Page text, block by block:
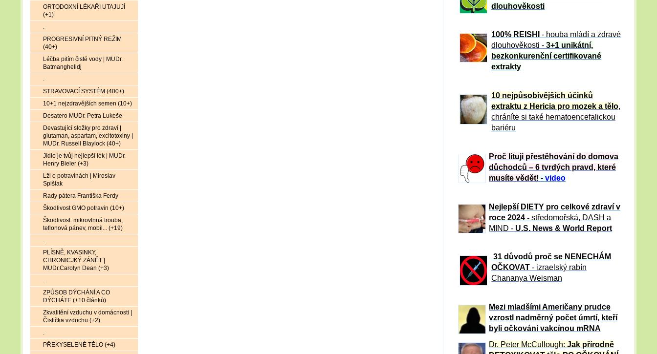
dlouhověkosti
100% REISHI
- houba mládí a zdravé
dlouhověkosti - 3+1 unikátní,
bezkonkurenční certifikované
extrakty
10 nejpůsobivějších účinků
extraktu z Hericia pro mozek a tělo,
chráníte si také hematoencefalickou
bariéru
Proč lituji přestěhování do domova
důchodců – 6 tvrdých pravd, které
musíte vědět! - video
Nejlepší DIETY pro celkové zdraví v
roce 2024 - středomořská, DASH a
MIND - U.S. News & World Report
31 důvod ů proč se NENECHÁM
OČKOVAT - izraelský rabín
Chananya Weisman
Mezi mladšími Američany prudce
vzrostl nadměrný počet úmrtí, kteří
byli očkováni vakcínou mRNA
Dr. Peter McCullough: Jak přírodně
ORTODOXNÍ LÉKAŘI UTAJUJÍ
(+1)
.
PROGRESIVNÍ PITNÝ REŽIM
(40+)
Léčba pitím čisté vody | MUDr.
Batmanghelidj
.
STRAVOVACÍ SYSTÉM (400+)
10+1 nejzdravějších semen (10+)
Desatero MUDr. Petra Lukeše
Devastující složky pro zdraví |
glutaman, aspartam, excitotoxiny |
MUDr. Russell Blaylock (40+)
Jídlo je tvůj nejlepší lék | MUDr.
Henry Bieler (+3)
Lži o potravinách | Miroslav
Spišiak
Rady pátera Františka Ferdy
Škodlivost GMO potravin (10+)
Škodlivost: mikrovlnná trouba,
teflonová pánev, mobil... (+19)
.
PLÍSNĚ, KVASINKY,
CHRONICJKÝ ZÁNĚT |
MUDr.Carolyn Dean (+3)
.
ZPŮSOB DÝCHÁNÍ A CO
DÝCHÁTE (+10 článků)
Zkvalitění vzduchu v domácnosti |
Čistička vzduchu (+2)
.
PŘEKYSELENÉ TĚLO (+4)